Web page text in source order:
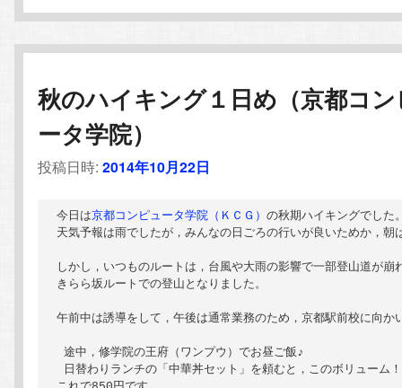
秋のハイキング１日め（京都コ
ータ学院）
投稿日時:2014年10月22日
今日は京都コンピュータ学院（ＫＣＧ）の秋期ハイキングでした
天気予報は雨でしたが，みんなの日ごろの行いが良いためか，朝
しかし，いつものルートは，台風や大雨の影響で一部登山道が崩
きらら坂ルートでの登山となりました。
午前中は誘導をして，午後は通常業務のため，京都駅前校に向か
途中，修学院の王府（ワンプウ）でお昼ご飯♪
日替わりランチの「中華丼セット」を頼むと，このボリューム！